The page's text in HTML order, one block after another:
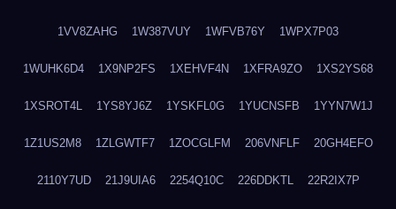
1VV8ZAHG 1W387VUY 1WFVB76Y 1WPX7P03
1WUHK6D4 1X9NP2FS 1XEHVF4N 1XFRA9ZO 1XS2YS68
1XSROT4L 1YS8YJ6Z 1YSKFL0G 1YUCNSFB 1YYN7W1J
1Z1US2M8 1ZLGWTF7 1ZOCGLFM 206VNFLF 20GH4EFO
2110Y7UD 21J9UIA6 2254Q10C 226DDKTL 22R2IX7P